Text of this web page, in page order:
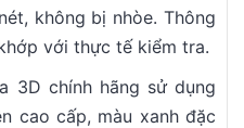
không bị nhòe. Thông
với thực tế kiểm tra.
3D chính hãng sử dụng
cao cấp, màu xanh đặc